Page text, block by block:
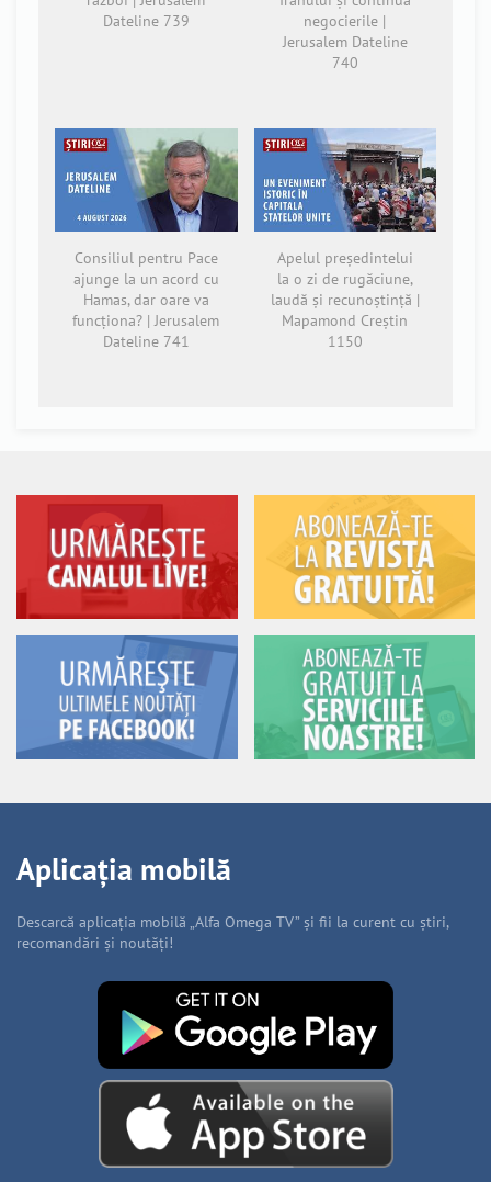
Dateline 739
negocierile |
Jerusalem Dateline
740
Consiliul pentru Pace
ajunge la un acord cu
Hamas, dar oare va
funcționa? | Jerusalem
Dateline 741
Apelul președintelui
la o zi de rugăciune,
laudă și recunoștință |
Mapamond Creștin
1150
Aplicația mobilă
Descarcă aplicația mobilă „Alfa Omega TV” și fii la curent cu știri,
recomandări și noutăți!